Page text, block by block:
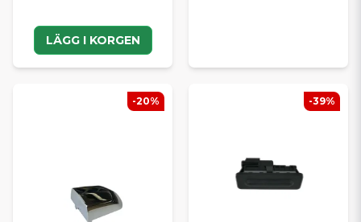
LÄGG I KORGEN
-20% -39%